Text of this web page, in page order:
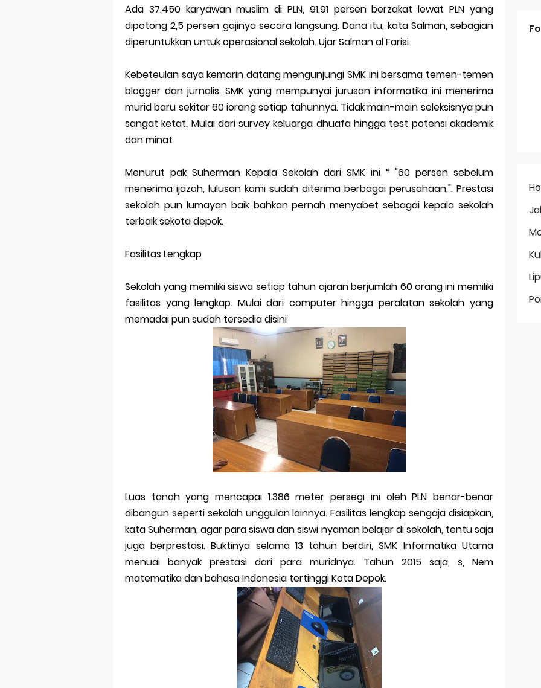
Ada 37.450 karyawan muslim di PLN, 91.91 persen berzakat lewat PLN yang
dipotong 2,5 persen gajinya secara langsung. Dana itu, kata Salman, sebagian
diperuntukkan untuk operasional sekolah. Ujar Salman al Farisi
Kebeteulan saya kemarin datang mengunjungi SMK ini bersama temen-temen
blogger dan jurnalis. SMK yang mempunyai jurusan informatika ini menerima
murid baru sekitar 60 iorang setiap tahunnya. Tidak main-main seleksisnya pun
sangat ketat. Mulai dari survey keluarga dhuafa hingga test potensi akademik
dan minat
Menurut pak Suherman Kepala Sekolah dari SMK ini “ "60 persen sebelum
menerima ijazah, lulusan kami sudah diterima berbagai perusahaan,". Prestasi
sekolah pun lumayan baik bahkan pernah menyabet sebagai kepala sekolah
terbaik sekota depok.
Fasilitas Lengkap
Sekolah yang memiliki siswa setiap tahun ajaran berjumlah 60 orang ini memiliki
fasilitas yang lengkap. Mulai dari computer hingga peralatan sekolah yang
memadai pun sudah tersedia disini
Luas tanah yang mencapai 1.386 meter persegi ini oleh PLN benar-benar
dibangun seperti sekolah unggulan lainnya. Fasilitas lengkap sengaja disiapkan,
kata Suherman, agar para siswa dan siswi nyaman belajar di sekolah, tentu saja
juga berprestasi. Buktinya selama 13 tahun berdiri, SMK Informatika Utama
menuai banyak prestasi dari para muridnya. Tahun 2015 saja, s, Nem
matematika dan bahasa Indonesia tertinggi Kota Depok.